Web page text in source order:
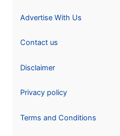
Advertise With Us
Contact us
Disclaimer
Privacy policy
Terms and Conditions